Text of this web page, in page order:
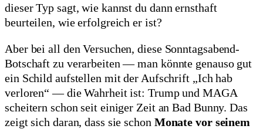
dieser Typ sagt, wie kannst du dann ernsthaft
beurteilen, wie erfolgreich er ist?
Aber bei all den Versuchen, diese Sonntagsabend-
Botschaft zu verarbeiten — man könnte genauso gut
ein Schild aufstellen mit der Aufschrift „Ich hab
verloren“ — die Wahrheit ist: Trump und MAGA
scheitern schon seit einiger Zeit an Bad Bunny. Das
zeigt sich daran, dass sie schon Monate vor seinem